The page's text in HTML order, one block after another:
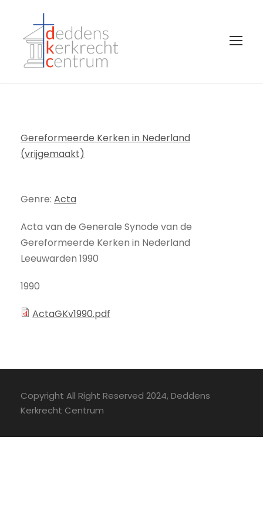
Gereformeerde Kerken in Nederland
(vrijgemaakt)
Genre: Acta
Acta van de Generale Synode van de
Gereformeerde Kerken in Nederland
Leeuwarden 1990
1990
ActaGKv1990.pdf
Copyright All Right Reserved 2024, Deddens
Kerkrecht Centrum